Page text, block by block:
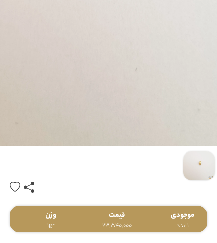
موجودی
1 عدد
قیمت
23,540,000
وزن
1gr